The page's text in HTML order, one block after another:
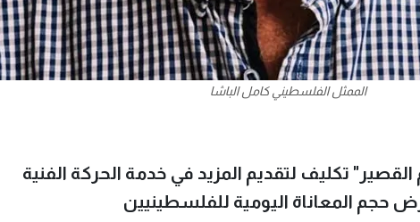
الممثل الفلسطيني كامل الباشا
القصير" تكليف لتقديم المزيد في خدمة الحركة الفنية
حجم المعاناة اليومية للفلسطينيين